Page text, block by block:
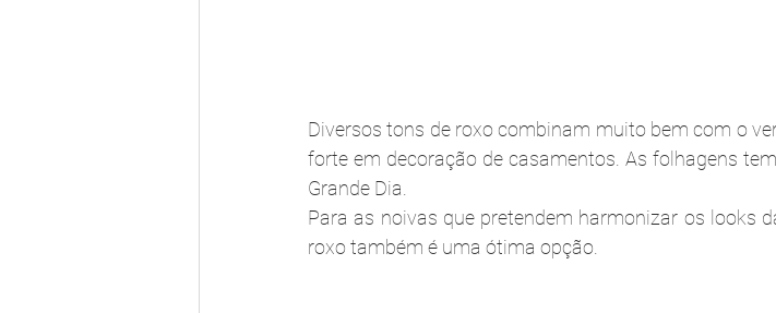
Diversos tons de roxo combinam muito bem com o
forte em decoração de casamentos. As folhagens
Grande Dia.
Para as noivas que pretendem harmonizar os looks
roxo também é uma ótima opção.